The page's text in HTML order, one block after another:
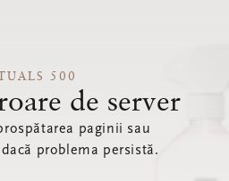
500
de server
paginii sau
problema persistă.